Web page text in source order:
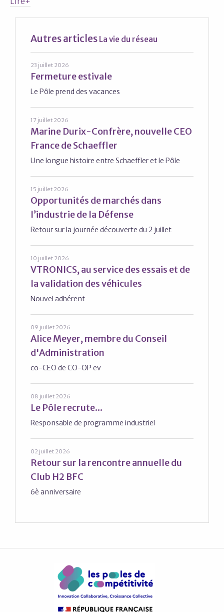
Autres articles La vie du réseau
23 juillet 2026
Fermeture estivale
Le Pôle prend des vacances
17 juillet 2026
Marine Durix-Confrère, nouvelle CEO
France de Schaeffler
Une longue histoire entre Schaeffler et le Pôle
15 juillet 2026
Opportunités de marchés dans
l’industrie de la Défense
Retour sur la journée découverte du 2 juillet
10 juillet 2026
VTRONICS, au service des essais et de
la validation des véhicules
Nouvel adhérent
09 juillet 2026
Alice Meyer, membre du Conseil
d'Administration
co-CEO de CO-OP ev
08 juillet 2026
Le Pôle recrute...
Responsable de programme industriel
02 juillet 2026
Retour sur la rencontre annuelle du
Club H2 BFC
6è anniversaire